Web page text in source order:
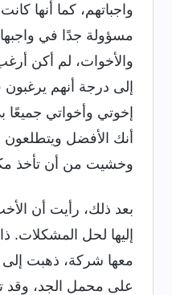
واجباتهم، كما أنها
مسؤولة جدًا في
والأخوات، لم أكن
إلى درجة أنهم
إخوتي وأخواتي جميعًا
أنك الأفضل ويتطلعون
وخشيت من أن تأخذ
بعد ذلك، رأيت أن
إليها لحل
معها شركة، ذهبت إلى
على محمل الجد، وقد